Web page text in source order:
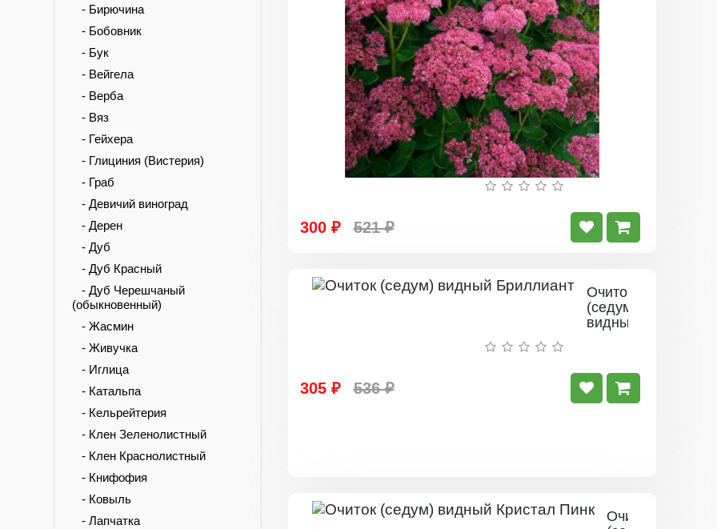
- Бирючина
- Бобовник
- Бук
- Вейгела
- Верба
- Вяз
- Гейхера
- Глициния (Вистерия)
- Граб
- Девичий виноград
- Дерен
- Дуб
- Дуб Красный
- Дуб Черешчаный
(обыкновенный)
- Жасмин
- Живучка
- Иглица
- Катальпа
- Кельрейтерия
- Клен Зеленолистный
- Клен Краснолистный
- Книфофия
- Ковыль
- Лапчатка
300 ₽ 521 ₽
Очиток
(седум)
видный
305 ₽ 536 ₽
Очиток